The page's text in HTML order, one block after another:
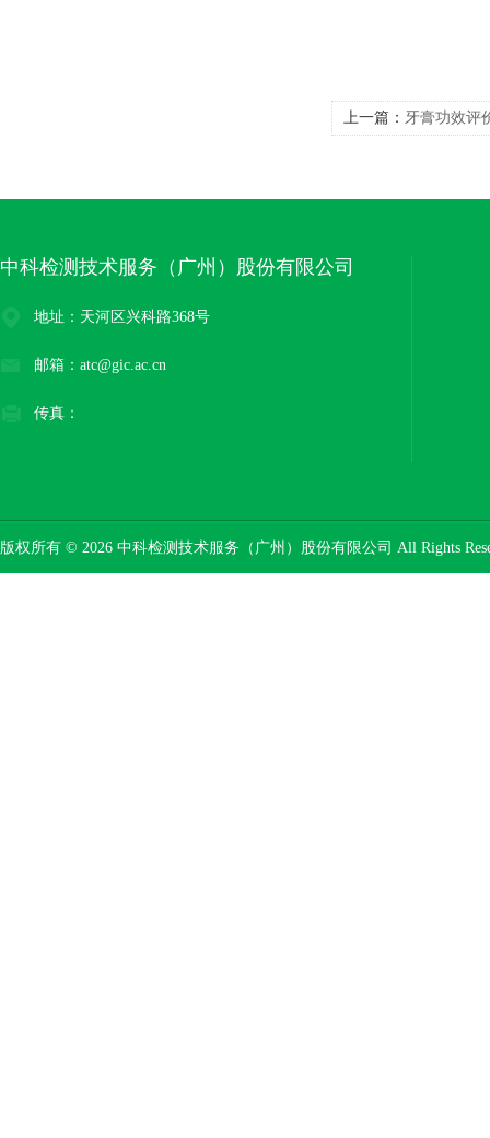
上一篇： 牙膏功效评
中科检测技术服务（广州）股份有限公司
地址：天河区兴科路368号
邮箱：atc@gic.ac.cn
传真：
版权所有 © 2026 中科检测技术服务（广州）股份有限公司 All Rights